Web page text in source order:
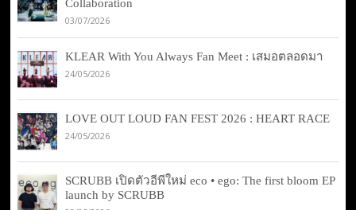
03/07/2026
KLEAR With You Always Fan Meet : เสมอตลอดมา
24/05/2026
LOVE OUT LOUD FAN FEST 2026 : HEART RACE
24/05/2026
SCRUBB เปิดตัวอีพีใหม่ eco • ego: The first bloom EP
launch by SCRUBB